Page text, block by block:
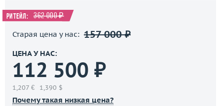
Ритейл: 362 000 ₽
Старая цена у нас: 157 000 ₽
ЦЕНА У НАС:
112 500 ₽
1,207 € 1,390 $
Почему такая низкая цена?